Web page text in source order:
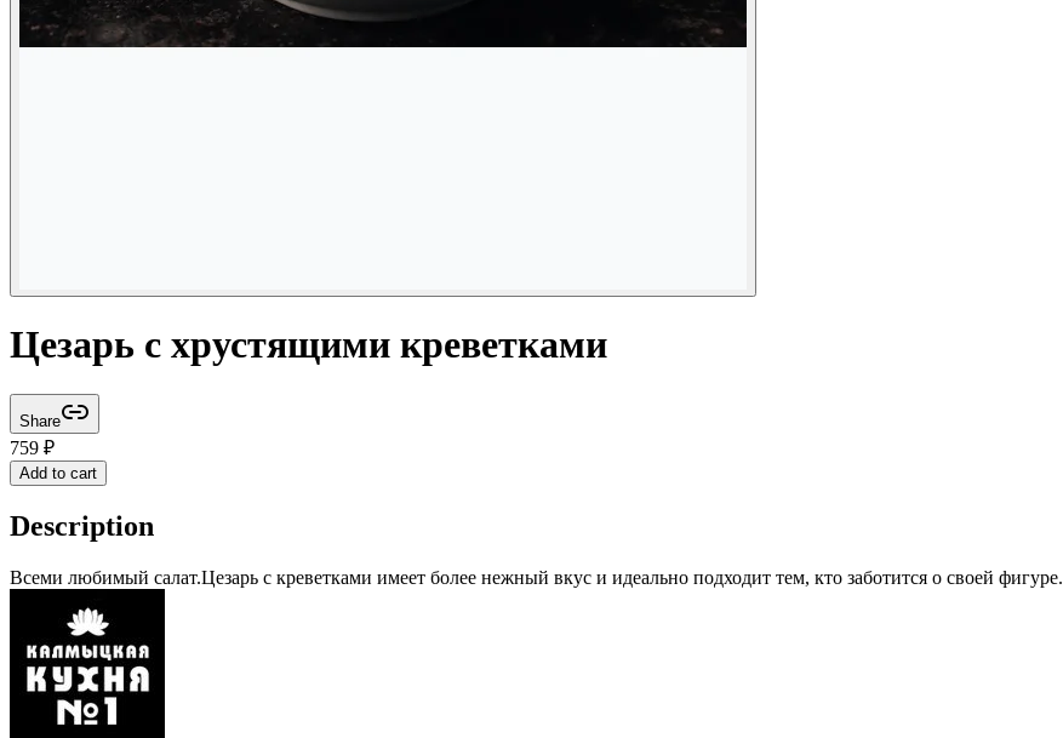
Цезарь с хрустящими креветками
Share
759 ₽
Add to cart
Description
Всеми любимый салат.Цезарь с креветками имеет более нежный вкус и идеально подходит тем, кто заботится о своей фигуре.